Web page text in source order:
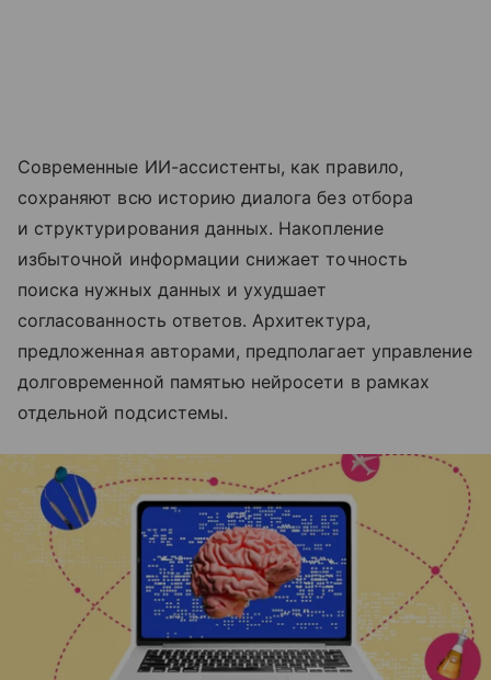
Современные ИИ-ассистенты, как правило,
сохраняют всю историю диалога без отбора
и структурирования данных. Накопление
избыточной информации снижает точность
поиска нужных данных и ухудшает
согласованность ответов. Архитектура,
предложенная авторами, предполагает управление
долговременной памятью нейросети в рамках
отдельной подсистемы.